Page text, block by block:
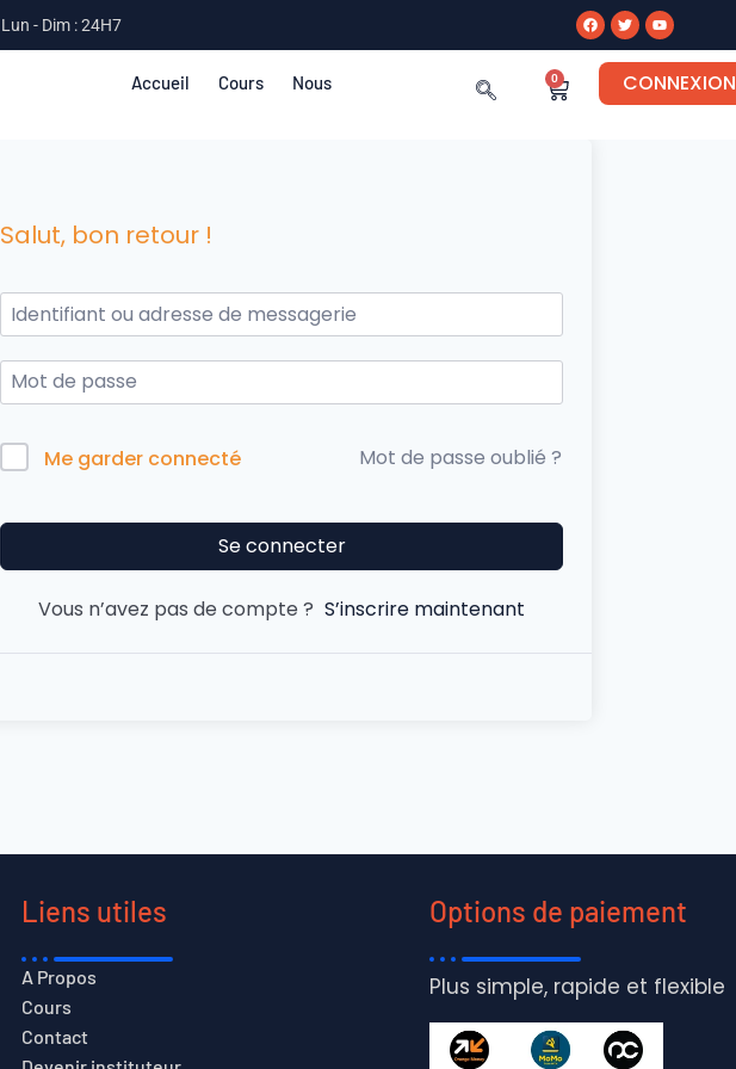
Lun - Dim : 24H7
Accueil Cours Nous 0 CONNEXION
Salut, bon retour !
Me garder connecté Mot de passe oublié ?
Se connecter
Vous n’avez pas de compte ? S’inscrire maintenant
Liens utiles
A Propos
Cours
Contact
Options de paiement
Plus simple, rapide et flexible